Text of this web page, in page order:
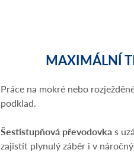
MAXIMÁLNÍ
Práce na mokré nebo
podklad.
Šestistupňová převodovkas
zajistit plynulý záběr i v